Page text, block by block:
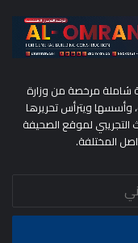
شاملة مرخصة من وزارة
وأسسها ويترأس تحريرها
، وفي مايو 2024 بدأ البث التجريبي لموقع الصحيفة
المختلفة.